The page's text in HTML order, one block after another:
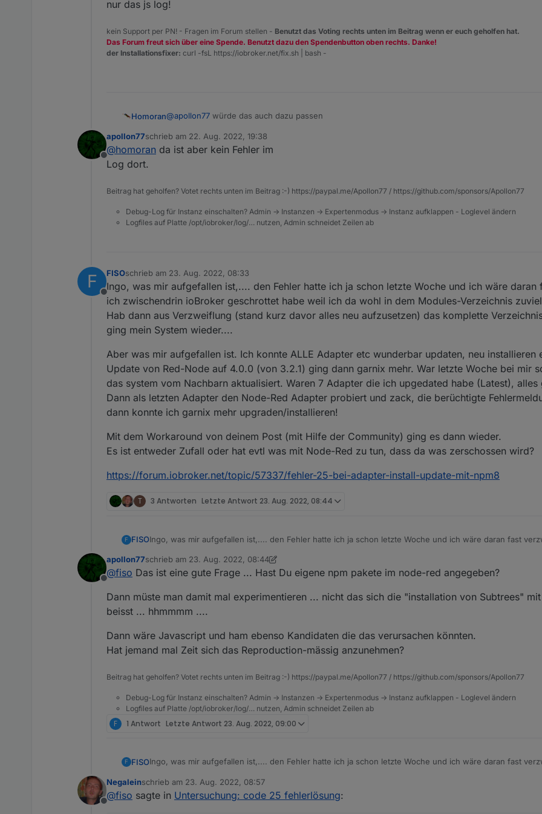
nur das js log!
kein Support per PN! - Fragen im Forum stellen - Benutzt das Voting rechts unten im Beitrag wenn er euch geholfen hat.
Das Forum freut sich über eine Spende. Benutzt dazu den Spendenbutton oben rechts. Danke!
der Installationsfixer: curl -fsL https://iobroker.net/fix.sh | bash -
Homoran@apollon77 würde das auch dazu passen
https://forum.iobroker.net/post/845458
Offline
apollon77schrieb am 22. Aug. 2022, 19:38
zuletzt editiert von
@homoran da ist aber kein Fehler im
Log dort.
Beitrag hat geholfen? Votet rechts unten im Beitrag :-) https://paypal.me/Apollon77 / https://github.com/sponsors/Apollon77
Debug-Log für Instanz einschalten? Admin -> Instanzen -> Expertenmodus -> Instanz aufklappen - Loglevel ändern
Logfiles auf Platte /opt/iobroker/log/… nutzen, Admin schneidet Zeilen ab
F
Offline
FISOschrieb am 23. Aug. 2022, 08:33
zuletzt editiert von
Ingo, was mir aufgefallen ist,.... den Fehler hatte ich ja schon letzte Woche und ich wäre
ich zwischendrin ioBroker geschrottet habe weil ich da wohl in dem Modules-Verzeichnis
Hab dann aus Verzweiflung (stand kurz davor alles neu aufzusetzen) das komplette
ging mein System wieder....
Aber was mir aufgefallen ist. Ich konnte ALLE Adapter etc wunderbar updaten, neu installieren
Update von Red-Node auf 4.0.0 (von 3.2.1) ging dann garnix mehr. War letzte Woche bei mir
das system vom Nachbarn aktualisiert. Waren 7 Adapter die ich upgedated habe (Latest), alles
Dann als letzten Adapter den Node-Red Adapter probiert und zack, die berüchtigte
dann konnte ich garnix mehr upgraden/installieren!
Mit dem Workaround von deinem Post (mit Hilfe der Community) ging es dann wieder.
Es ist entweder Zufall oder hat evtl was mit Node-Red zu tun, dass da was zerschossen wird?
https://forum.iobroker.net/topic/57337/fehler-25-bei-adapter-install-update-mit-npm8
T 3 Antworten Letzte Antwort 23. Aug. 2022, 08:44
F FISOIngo, was mir aufgefallen ist,.... den Fehler hatte ich ja schon letzte Woche und ich wäre daran fast
Verzweiflung (stand kurz davor alles neu aufzusetzen) das komplette Verzeichnis gelöscht. Danach ging
wieder....
Aber was mir aufgefallen ist. Ich konnte ALLE Adapter etc wunderbar updaten, neu installieren etc.
Node auf 4.0.0 (von 3.2.1) ging dann garnix mehr. War letzte Woche bei mir so. Ich hab heute mal das
Adapter probiert und zack, die berüchtigte Fehlermeldung 25 kam und dann konnte ich garnix mehr
Es ist entweder Zufall oder hat evtl was mit Node-Red zu tun, dass da was zerschossen wird?
https://forum.iobroker.net/topic/57337/fehler-25-bei-adapter-install-update-mit-npm8
Offline
apollon77schrieb am 23. Aug. 2022, 08:44
zuletzt editiert von apollon77
@fiso Das ist eine gute Frage ... Hast Du eigene npm pakete im node-red angegeben?
Dann müste man damit mal experimentieren ... nicht das sich die "installation von Subtrees"
beisst ... hhmmmm ....
Dann wäre Javascript und ham ebenso Kandidaten die das verursachen könnten.
Hat jemand mal Zeit sich das Reproduction-mässig anzunehmen?
Beitrag hat geholfen? Votet rechts unten im Beitrag :-) https://paypal.me/Apollon77 / https://github.com/sponsors/Apollon77
Debug-Log für Instanz einschalten? Admin -> Instanzen -> Expertenmodus -> Instanz aufklappen - Loglevel ändern
Logfiles auf Platte /opt/iobroker/log/… nutzen, Admin schneidet Zeilen ab
F 1 Antwort Letzte Antwort 23. Aug. 2022, 09:00
F FISOIngo, was mir aufgefallen ist,.... den Fehler hatte ich ja schon letzte Woche und ich wäre daran fast
Verzweiflung (stand kurz davor alles neu aufzusetzen) das komplette Verzeichnis gelöscht. Danach ging
wieder....
Aber was mir aufgefallen ist. Ich konnte ALLE Adapter etc wunderbar updaten, neu installieren etc.
Node auf 4.0.0 (von 3.2.1) ging dann garnix mehr. War letzte Woche bei mir so. Ich hab heute mal das
Offline
Negaleinschrieb am 23. Aug. 2022, 08:57
zuletzt editiert von
@fiso sagte in Untersuchung: code 25 fehlerlösung: